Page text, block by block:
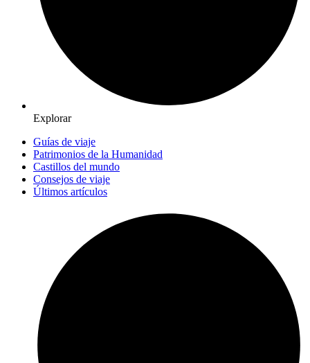
Explorar
Guías de viaje
Patrimonios de la Humanidad
Castillos del mundo
Consejos de viaje
Últimos artículos